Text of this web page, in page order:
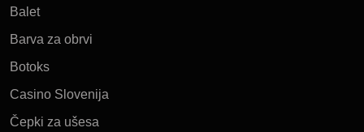
Balet
Barva za obrvi
Botoks
Casino Slovenija
Čepki za ušesa